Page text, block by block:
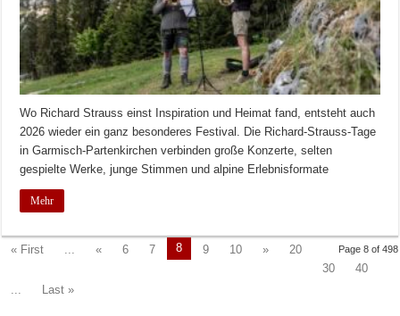
Wo Richard Strauss einst Inspiration und Heimat fand, entsteht auch
2026 wieder ein ganz besonderes Festival. Die Richard-Strauss-Tage
in Garmisch-Partenkirchen verbinden große Konzerte, selten
gespielte Werke, junge Stimmen und alpine Erlebnisformate
Mehr
Page 8 of 498
« First « 6 7 8 9 10 »
20
30
40
Last »